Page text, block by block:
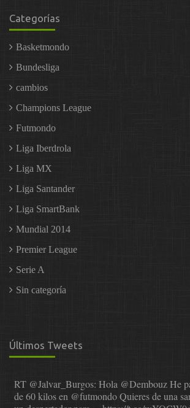
Categorías
Basketmondo
Bundesliga
cambios
Champions League
Futmondo
Liga Iberdrola
Liga MX
Liga Santander
Liga SmartBank
Mundial 2014
Premier League
Serie A
Sin categoría
Últimos Tweets
RT @Jalvar_Burgos: Hola @DembouzHe
de 60 kilos en @futmondoQuieres de una